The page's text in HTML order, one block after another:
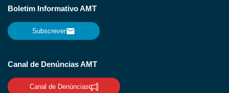
Boletim Informativo AMT
Subscrever
Canal de Denúncias AMT
Canal de Denúncias